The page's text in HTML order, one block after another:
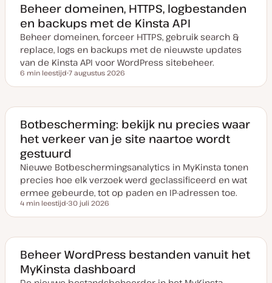
Beheer domeinen, HTTPS, logbestanden
en backups met de Kinsta API
Beheer domeinen, forceer HTTPS, gebruik search &
replace, logs en backups met de nieuwste updates
van de Kinsta API voor WordPress sitebeheer.
Leestijd
6 min leestijd
a
u
v
a
n
u
p
d
a
e
7 augustus 2026
Botbescherming: bekijk nu precies waar
het verkeer van je site naartoe wordt
gestuurd
Nieuwe Botbeschermingsanalytics in MyKinsta tonen
precies hoe elk verzoek werd geclassificeerd en wat
ermee gebeurde, tot op paden en IP-adressen toe.
Leestijd
4 min leestijd
a
u
v
a
n
u
30 juli 2026
Beheer WordPress bestanden vanuit het
MyKinsta dashboard